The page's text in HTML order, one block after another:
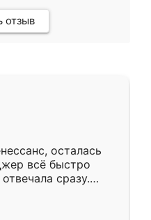
отзыв
осталась
всё быстро
сразу.
подошёл к
Собрали